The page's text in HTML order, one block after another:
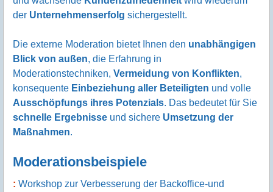
der Unternehmenserfolg sichergestellt.
Die externe Moderation bietet Ihnen den unabhängigen
Blick von außen, die Erfahrung in
Moderationstechniken, Vermeidung von Konflikten,
konsequente Einbeziehung aller Beteiligten und volle
Ausschöpfungs ihres Potenzials. Das bedeutet für Sie
schnelle Ergebnisse und sichere Umsetzung der
Maßnahmen.
Moderationsbeispiele
Workshop zur Verbesserung der Backoffice-und